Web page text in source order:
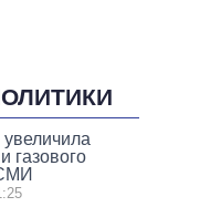
газового